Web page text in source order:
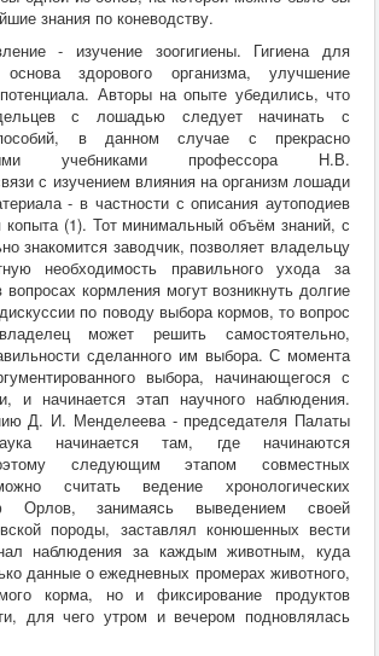
знания по коневодству.
- изучение зоогигиены. Гигиена для
здорового организма, улучшение
Авторы на опыте убедились, что
с лошадью следует начинать с
пособий, в данном случае с прекрасно
учебниками профессора Н.В.
с изучением влияния на организм лошади
- в частности с описания аутоподиев
копыта (1). Тот минимальный объём знаний, с
знакомится заводчик, позволяет владельцу
необходимость правильного ухода за
кормления могут возникнуть долгие
по поводу выбора кормов, то вопрос
может решить самостоятельно,
сделанного им выбора. С момента
выбора, начинающегося с
и начинается этап научного наблюдения.
Д. И. Менделеева - председателя Палаты
начинается там, где начинаются
следующим этапом совместных
считать ведение хронологических
Орлов, занимаясь выведением своей
породы, заставлял конюшенных вести
наблюдения за каждым животным, куда
данные о ежедневных промерах животного,
корма, но и фиксирование продуктов
для чего утром и вечером подновлялась